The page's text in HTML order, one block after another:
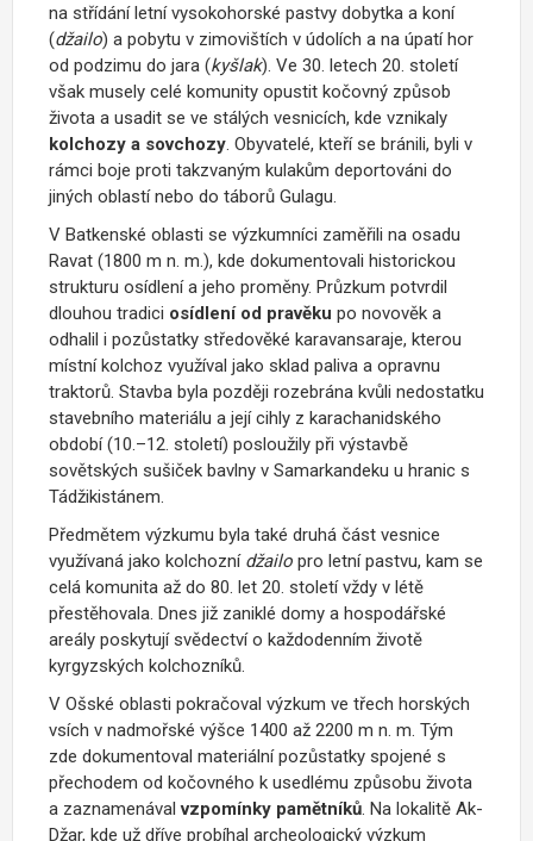
na střídání letní vysokohorské pastvy dobytka a koní
(džailo) a pobytu v zimovištích v údolích a na úpatí hor
od podzimu do jara (kyšlak). Ve 30. letech 20. století
však musely celé komunity opustit kočovný způsob
života a usadit se ve stálých vesnicích, kde vznikaly
kolchozy a sovchozy. Obyvatelé, kteří se bránili, byli v
rámci boje proti takzvaným kulakům deportováni do
jiných oblastí nebo do táborů Gulagu.
V Batkenské oblasti se výzkumníci zaměřili na osadu
Ravat (1800 m n. m.), kde dokumentovali historickou
strukturu osídlení a jeho proměny. Průzkum potvrdil
dlouhou tradici osídlení od pravěku po novověk a
odhalil i pozůstatky středověké karavansaraje, kterou
místní kolchoz využíval jako sklad paliva a opravnu
traktorů. Stavba byla později rozebrána kvůli nedostatku
stavebního materiálu a její cihly z karachanidského
období (10.–12. století) posloužily při výstavbě
sovětských sušiček bavlny v Samarkandeku u hranic s
Tádžikistánem.
Předmětem výzkumu byla také druhá část vesnice
využívaná jako kolchozní džailo pro letní pastvu, kam se
celá komunita až do 80. let 20. století vždy v létě
přestěhovala. Dnes již zaniklé domy a hospodářské
areály poskytují svědectví o každodenním životě
kyrgyzských kolchozníků.
V Ošské oblasti pokračoval výzkum ve třech horských
vsích v nadmořské výšce 1400 až 2200 m n. m. Tým
zde dokumentoval materiální pozůstatky spojené s
přechodem od kočovného k usedlému způsobu života
a zaznamenávalvzpomínky pamětníků. Na lokalitě Ak-
Džar, kde už dříve probíhal archeologický výzkum